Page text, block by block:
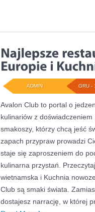
GRU -
ADMIN
Avalon Club to portal o
kulinariów z
smakoszy, którzy chcą jeść
zapach przypraw prowadzi
staje się zaproszeniem do
kulinarna przystań.
wietnamska i Kuchnia
Club są smaki świata.
dostajesz narrację, w której